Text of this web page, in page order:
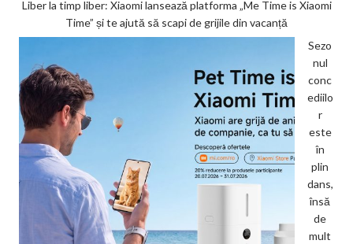
Liber la timp liber: Xiaomi lansează platforma „Me Time is Xiaomi
Time” și te ajută să scapi de grijile din vacanță
Sezo
nul
conc
ediilo
r
este
în
plin
dans,
însă
de
mult